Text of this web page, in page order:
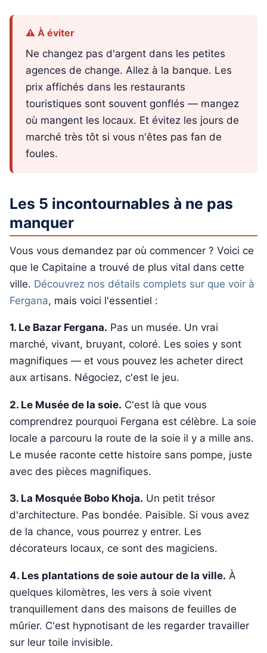
⚠️ À éviter
Ne changez pas d'argent dans les petites
agences de change. Allez à la banque. Les
prix affichés dans les restaurants
touristiques sont souvent gonflés — mangez
où mangent les locaux. Et évitez les jours de
marché très tôt si vous n'êtes pas fan de
foules.
Les 5 incontournables à ne pas
manquer
Vous vous demandez par où commencer ? Voici ce
que le Capitaine a trouvé de plus vital dans cette
ville. Découvrez nos détails complets sur que voir à
Fergana, mais voici l'essentiel :
1. Le Bazar Fergana. Pas un musée. Un vrai
marché, vivant, bruyant, coloré. Les soies y sont
magnifiques — et vous pouvez les acheter direct
aux artisans. Négociez, c'est le jeu.
2. Le Musée de la soie. C'est là que vous
comprendrez pourquoi Fergana est célèbre. La soie
locale a parcouru la route de la soie il y a mille ans.
Le musée raconte cette histoire sans pompe, juste
avec des pièces magnifiques.
3. La Mosquée Bobo Khoja. Un petit trésor
d'architecture. Pas bondée. Paisible. Si vous avez
de la chance, vous pourrez y entrer. Les
décorateurs locaux, ce sont des magiciens.
4. Les plantations de soie autour de la ville. À
quelques kilomètres, les vers à soie vivent
tranquillement dans des maisons de feuilles de
mûrier. C'est hypnotisant de les regarder travailler
sur leur toile invisible.